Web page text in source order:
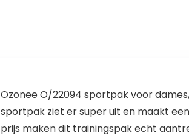
Ozonee O/22094 sportpak voor
sportpak ziet er super uit en maakt
prijs maken dit trainingspak echt